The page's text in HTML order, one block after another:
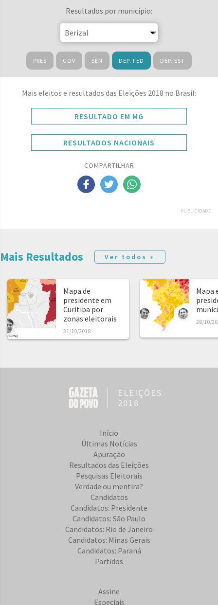
Resultados por município:
PRES GOV SEN DEP. FED DEP. EST
Mais eleitos e resultados das Eleições 2018 no Brasil:
RESULTADO EM MG
RESULTADOS NACIONAIS
COMPARTILHAR
PUBLICIDADE
Mais Resultados Ver todos +
Mapa de
presidente em
Curitiba por
zonas eleitorais
31/10/2018
Mapa
28/10/
ELEIÇÕES
2018
Início
Últimas Notícias
Apuração
Resultados das Eleições
Pesquisas Eleitorais
Verdade ou mentira?
Candidatos
Candidatos: Presidente
Candidatos: São Paulo
Candidatos: Rio de Janeiro
Candidatos: Minas Gerais
Candidatos: Paraná
Partidos
Assine
Especiais